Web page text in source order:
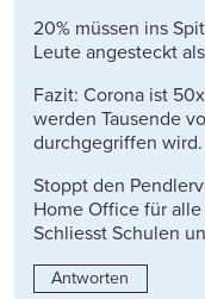
20% müssen ins
Leute angesteckt
Fazit: Corona ist
werden Tausende
durchgegriffen wird.
Stoppt den
Home Office für
Schliesst Schulen
Antworten